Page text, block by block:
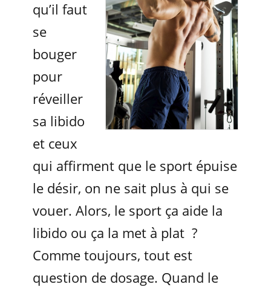
qu’il faut
se
bouger
pour
réveiller
sa libido
et ceux
qui affirment que le sport épuise
le désir, on ne sait plus à qui se
vouer. Alors, le sport ça aide la
libido ou ça la met à plat ?
Comme toujours, tout est
question de dosage. Quand le